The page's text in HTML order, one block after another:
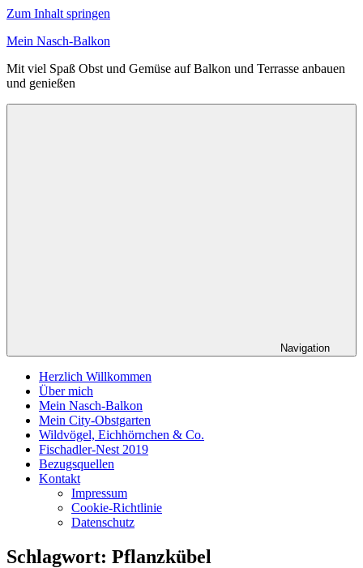
Zum Inhalt springen
Mein Nasch-Balkon
Mit viel Spaß Obst und Gemüse auf Balkon und Terrasse anbauen
und genießen
Navigation
Herzlich Willkommen
Über mich
Mein Nasch-Balkon
Mein City-Obstgarten
Wildvögel, Eichhörnchen & Co.
Fischadler-Nest 2019
Bezugsquellen
Kontakt
Impressum
Cookie-Richtlinie
Datenschutz
Schlagwort: Pflanzkübel